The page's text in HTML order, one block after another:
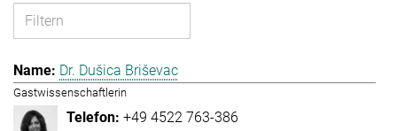
Dr. Dušica Briševac
Gastwissenschaftlerin
+49 4522 763-386